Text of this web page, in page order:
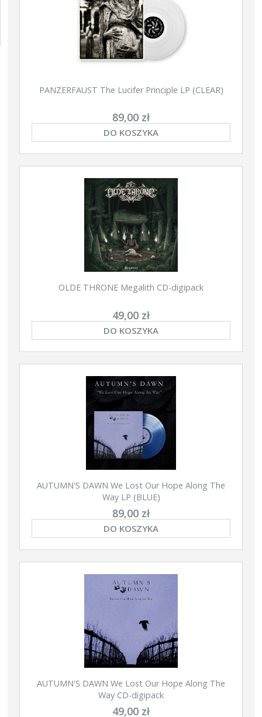
PANZERFAUST The Lucifer Principle LP (CLEAR)
89,00 zł
DO KOSZYKA
OLDE THRONE Megalith CD-digipack
49,00 zł
DO KOSZYKA
AUTUMN'S DAWN We Lost Our Hope Along The
Way LP (BLUE)
89,00 zł
DO KOSZYKA
AUTUMN'S DAWN We Lost Our Hope Along The
Way CD-digipack
49,00 zł